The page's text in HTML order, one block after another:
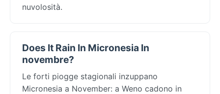
nuvolosità.
Does It Rain In Micronesia In
novembre?
Le forti piogge stagionali inzuppano
Micronesia a November: a Weno cadono in